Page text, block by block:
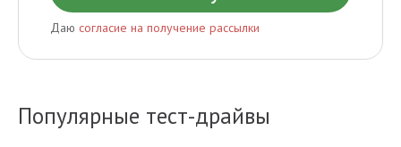
Даю согласие на получение рассылки
Популярные тест-драйвы